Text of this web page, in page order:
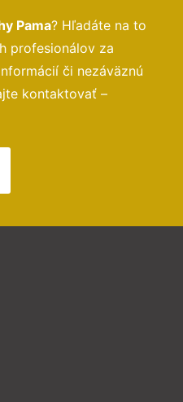
Pama? Hľadáte na to
profesionálov za
či nezáväznú
kontaktovať –